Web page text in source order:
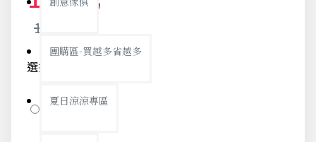
團購區-買越多省越多
夏日涼涼專區
119元
選擇顏色
北歐粉